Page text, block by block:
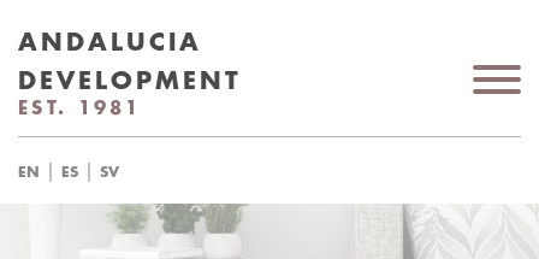
ANDALUCIA
DEVELOPMENT
EST. 1981
EN | ES | SV